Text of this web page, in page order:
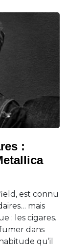
:
est connu
mais
: les cigares.
dans
qu’il